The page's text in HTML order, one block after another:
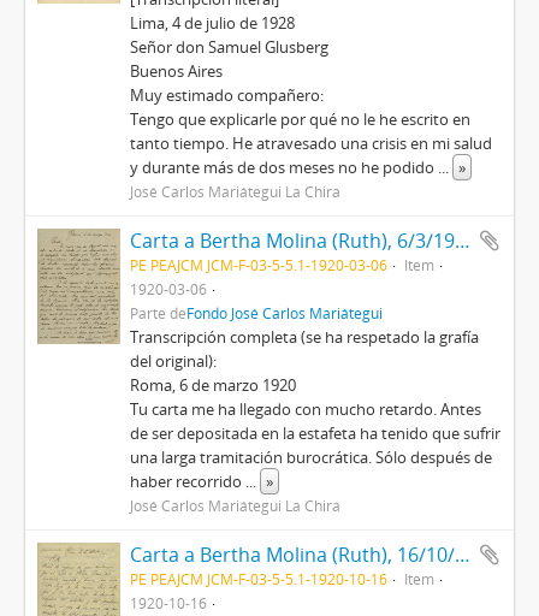
Lima, 4 de julio de 1928
Señor don Samuel Glusberg
Buenos Aires
Muy estimado compañero:
Tengo que explicarle por qué no le he escrito en
tanto tiempo. He atravesado una crisis en mi salud
y durante más de dos meses no he podido ... »
José Carlos Mariátegui La Chira
Carta a Bertha Molina (Ruth), 6/3/1920
PE PEAJCM JCM-F-03-5-5.1-1920-03-06
Item
1920-03-06
Parte deFondo José Carlos Mariátegui
Transcripción completa (se ha respetado la grafía
del original):
Roma, 6 de marzo 1920
Tu carta me ha llegado con mucho retardo. Antes
de ser depositada en la estafeta ha tenido que sufrir
una larga tramitación burocrática. Sólo después de
haber recorrido ... »
José Carlos Mariátegui La Chira
Carta a Bertha Molina (Ruth), 16/10/1920
PE PEAJCM JCM-F-03-5-5.1-1920-10-16
Item
1920-10-16